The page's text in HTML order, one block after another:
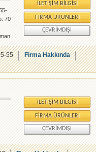
70
İLETIŞIM BILGISI
FIRMA ÜRÜNLERI
ÇEVRIMDIŞI
55
Firma Hakkında
İLETIŞIM BILGISI
FIRMA ÜRÜNLERI
ÇEVRIMDIŞI